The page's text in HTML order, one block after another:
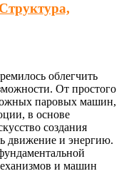
облегчить
От простого
паровых машин,
в основе
создания
движение и энергию.
и машин